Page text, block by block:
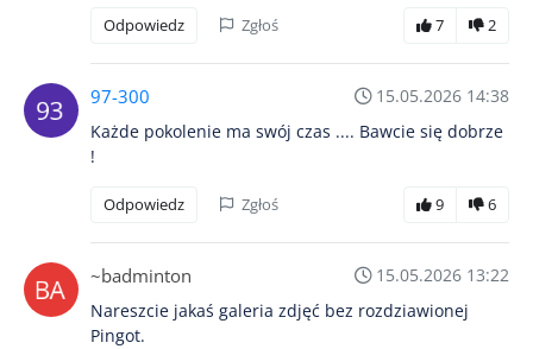
Odpowiedz Zgłoś 7 2
97-300
15.05.2026 14:38
Każde pokolenie ma swój czas .... Bawcie się dobrze
!
Odpowiedz Zgłoś 9 6
~badminton
15.05.2026 13:22
Nareszcie jakaś galeria zdjęć bez rozdziawionej
Pingot.